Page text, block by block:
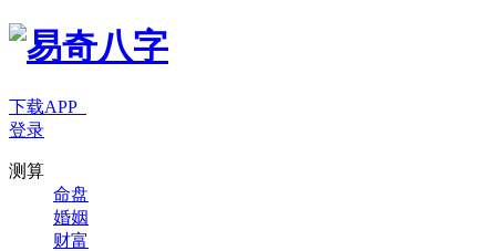
下载APP
登录
测算
命盘
婚姻
财富